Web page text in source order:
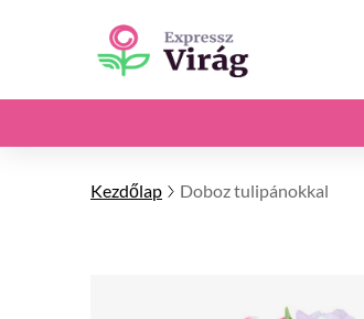
Kezdőlap Doboz tulipánokkal